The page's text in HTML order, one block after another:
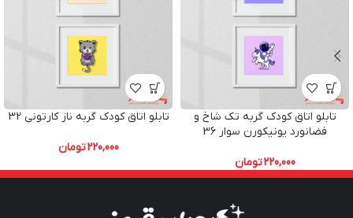
تابلو اتاق کودک گربه تک شاخ و
فضانورد یونیکورن سوار 36
220,000تومان
تابلو اتاق کودک گربه ناز کارتونی 32
220,000تومان